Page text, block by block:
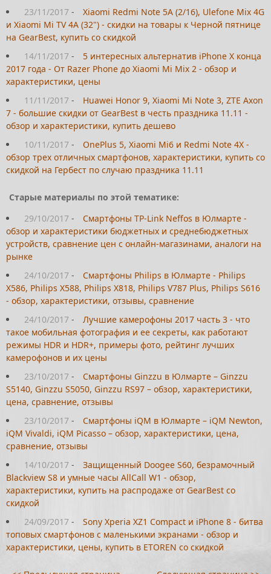
23/11/2017 -
Xiaomi Redmi Note 5A (2/16), Ulefone Mix 4G
и Xiaomi Mi TV 4A (32") - скидки на товары к Черной пятнице
на GearBest, купить со скидкой
14/11/2017 -
5 интересных альтернатив iPhone X конца
2017 года - От Razer Phone до Xiaomi Mi Mix 2 - обзор и
характеристики, цены
11/11/2017 -
Huawei Honor 9, Xiaomi Mi Note 3, ZTE Axon
7 - большие скидки от GearBest в честь праздника 11.11 -
обзор и характеристики, купить дешево
10/11/2017 -
OnePlus 5, Xiaomi Mi6 и Redmi Note 4X -
обзор трех отличных смартфонов, характеристики, купить со
скидкой на Гербест по случаю праздника 11.11
Старые материалы по этой тематике:
29/10/2017 -
Смартфоны TP-Link Neffos в Юлмарте -
обзор и характеристики бюджетных и среднебюджетных
устройств, сравнение цен с онлайн-магазинами, аналоги на
рынке
24/10/2017 -
Смартфоны Philips в Юлмарте - Philips
X586, Philips X588, Philips X818, Philips V787 Plus, Philips S616
- обзор, характеристики, отзывы, сравнение
24/10/2017 -
Лучшие камерофоны 2017 часть 3 - что
такое мобильная фотография и ее секреты, как работают
режимы HDR и HDR+, примеры фото, рейтинг лучших
камерофонов и их цены
23/10/2017 -
Смартфоны Ginzzu в Юлмарте – Ginzzu
S5140, Ginzzu S5050, Ginzzu RS97 – обзор, характеристики,
цена, сравнение, отзывы
23/10/2017 -
Смартфоны iQM в Юлмарте – iQM Newton,
iQM Vivaldi, iQM Picasso – обзор, характеристики, цена,
сравнение, отзывы
14/10/2017 -
Защищенный Doogee S60, безрамочный
Blackview S8 и умные часы AllCall W1 - обзор,
характеристики, купить на распродаже от GearBest со
скидкой
24/09/2017 -
Sony Xperia XZ1 Compact и iPhone 8 - битва
топовых смартфонов с маленькими экранами - обзор и
характеристики, цены, купить в ETOREN со скидкой